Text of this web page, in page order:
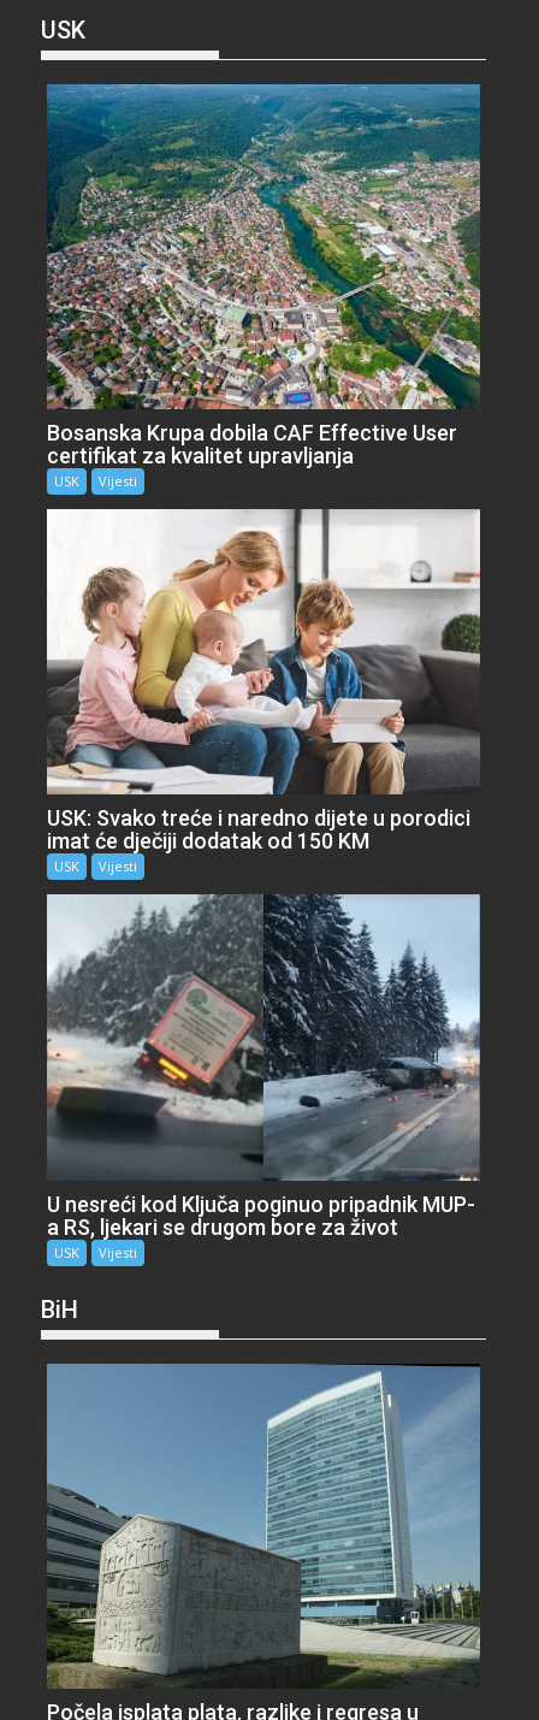
USK
Bosanska Krupa dobila CAF Effective User
certifikat za kvalitet upravljanja
USK Vijesti
USK: Svako treće i naredno dijete u porodici
imat će dječiji dodatak od 150 KM
USK Vijesti
U nesreći kod Ključa poginuo pripadnik MUP-
a RS, ljekari se drugom bore za život
USK Vijesti
BiH
Počela isplata plata, razlike i regresa u